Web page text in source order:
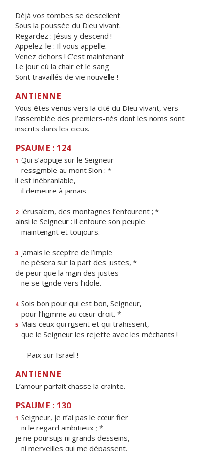
Déjà vos tombes se descellent
Sous la poussée du Dieu vivant.
Regardez : Jésus y descend !
Appelez-le : Il vous appelle.
Venez dehors ! C’est maintenant
Le jour où la chair et le sang
Sont travaillés de vie nouvelle !
ANTIENNE
Vous êtes venus vers la cité du Dieu vivant, vers
l’assemblée des premiers-nés dont les noms sont
inscrits dans les cieux.
PSAUME : 124
1 Qui s’appuie sur le Seigneur
ressemble au mont Sion : *
il est inébranlable,
il demeure à jamais.
2 Jérusalem, des montagnes l’entourent ; *
ainsi le Seigneur : il entoure son peuple
maintenant et toujours.
3 Jamais le sceptre de l’impie
ne pèsera sur la part des justes, *
de peur que la main des justes
ne se tende vers l’idole.
4 Sois bon pour qui est bon, Seigneur,
pour l’homme au cœur droit. *
5 Mais ceux qui rusent et qui trahissent,
que le Seigneur les rejette avec les méchants !
Paix sur Israël !
ANTIENNE
L’amour parfait chasse la crainte.
PSAUME : 130
1 Seigneur, je n’ai pas le cœur fier
ni le regard ambitieux ; *
je ne poursuis ni grands desseins,
ni merveilles qui me dépassent.